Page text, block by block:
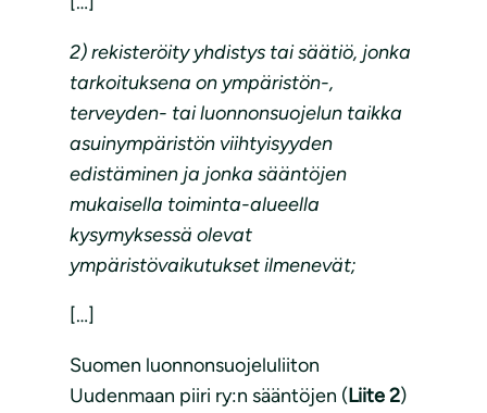
2) rekisteröity yhdistys tai säätiö, jonka
tarkoituksena on ympäristön-,
terveyden- tai luonnonsuojelun taikka
asuinympäristön viihtyisyyden
edistäminen ja jonka sääntöjen
mukaisella toiminta-alueella
kysymyksessä olevat
ympäristövaikutukset ilmenevät;
[…]
Suomen luonnonsuojeluliiton
Uudenmaan piiri ry:n sääntöjen (Liite 2)